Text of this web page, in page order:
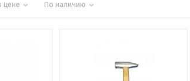
цене По наличию